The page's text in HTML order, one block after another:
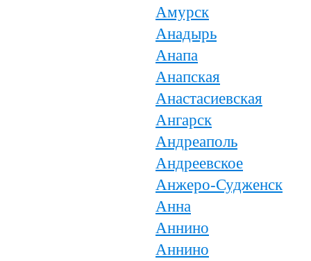
Амурск
Анадырь
Анапа
Анапская
Анастасиевская
Ангарск
Андреаполь
Андреевское
Анжеро-Судженск
Анна
Аннино
Аннино